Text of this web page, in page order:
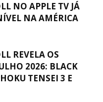
NO APPLE TV JÁ
NA AMÉRICA
REVELA OS
2026: BLACK
TENSEI 3 E